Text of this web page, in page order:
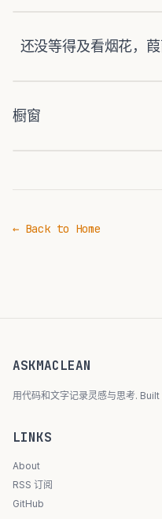
还没等得及看烟花，
橱窗
← Back to Home
ASKMACLEAN
用代码和文字记录灵感与思考.
LINKS
About
RSS 订阅
GitHub